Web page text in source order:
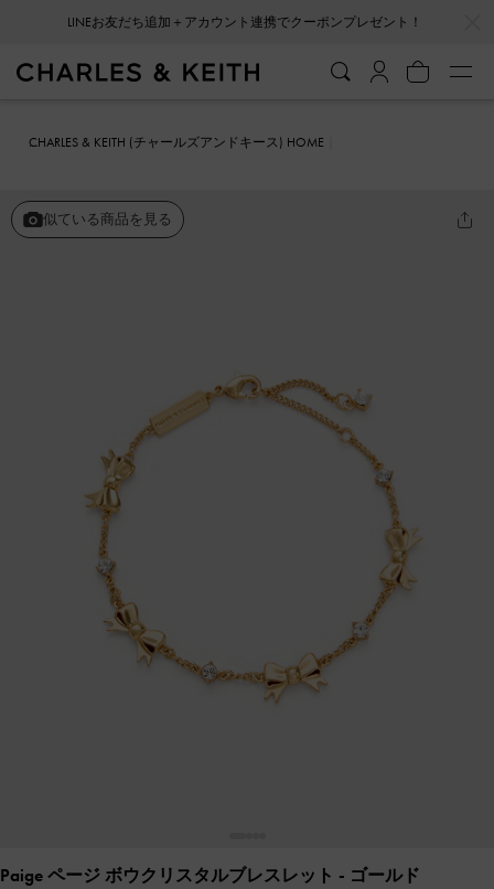
LINEお友だち追加＋アカウント連携でクーポンプレゼント！
CHARLES & KEITH (チャールズアンドキース) HOME
似ている商品を見る
Paige ページ ボウクリスタルブレスレット - ゴールド